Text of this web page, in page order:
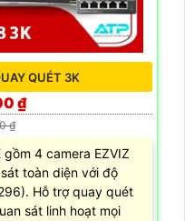
QUÉT 3K
₫
₫
4 camera EZVIZ
toàn diện với độ
Hỗ trợ quay quét
sát linh hoạt mọi